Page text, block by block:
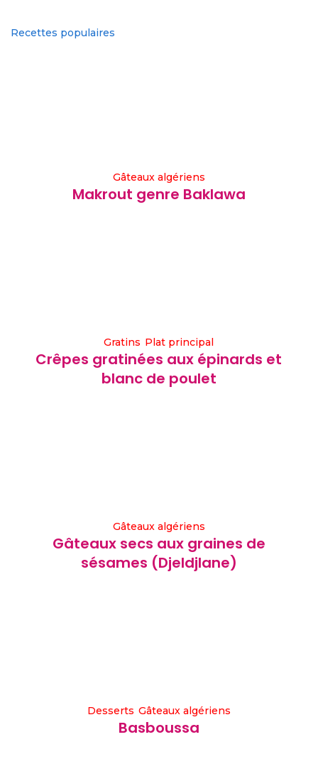
Recettes populaires
Gâteaux algériens
Makrout genre Baklawa
Gratins Plat principal
Crêpes gratinées aux épinards et
blanc de poulet
Gâteaux algériens
Gâteaux secs aux graines de
sésames (Djeldjlane)
Desserts Gâteaux algériens
Basboussa